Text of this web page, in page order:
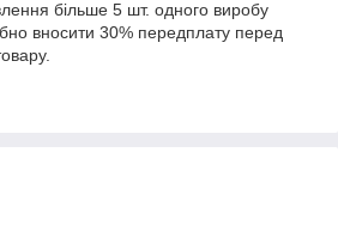
більше 5 шт. одного виробу
вносити 30% передплату перед